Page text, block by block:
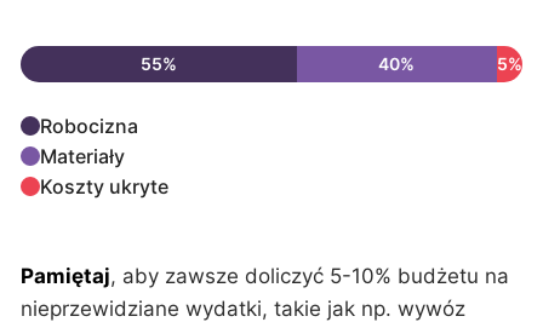
55% 40% 5%
Robocizna
Materiały
Koszty ukryte
Pamiętaj, aby zawsze doliczyć 5-10% budżetu na
nieprzewidziane wydatki, takie jak np. wywóz